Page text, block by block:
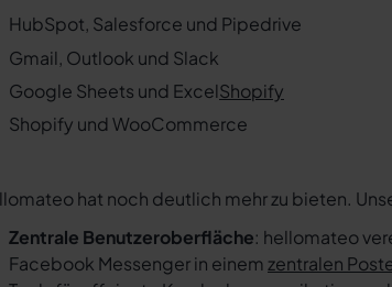
HubSpot, Salesforce und Pipedrive
Gmail, Outlook und Slack
Google Sheets und ExcelShopify
Shopify und WooCommerce
hat noch deutlich mehr zu bieten.
Zentrale Benutzeroberfläche: hellomateo
Facebook Messenger in einem zentralen